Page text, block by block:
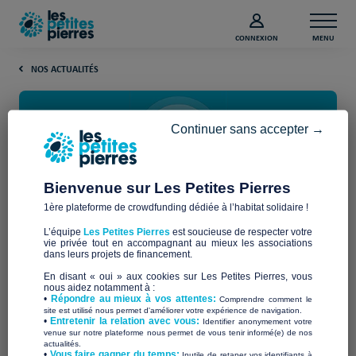
CONNEXION MENU
NOS ACTUALITÉS
Comment protéger votre
association contre les
cyberattaques ?
Les associations sont devenues une cible privilégiée pour les
personnes malveillantes qui cherchent à exploiter les
vulnérabilités en matière de cybersécurité. Les
Bienvenue sur Les Petites Pierres
1ère plateforme de crowdfunding dédiée à l’habitat solidaire !
L’équipe Les Petites Pierres est soucieuse de respecter votre
vie privée tout en accompagnant au mieux les associations
dans leurs projets de financement.
En disant « oui » aux cookies sur Les Petites Pierres, vous
nous aidez notamment à :
• Répondre au mieux à vos attentes:Comprendre comment le
site est utilisé nous permet d'améliorer votre expérience de navigation.
•Entretenir la relation avec vous: Identifier anonymement votre
venue sur notre plateforme nous permet de vous tenir informé(e) de nos
actualités.
Continuer sans accepter →